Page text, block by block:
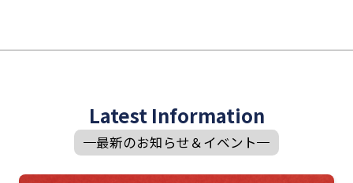
Latest Information
最新のお知らせ＆イベント